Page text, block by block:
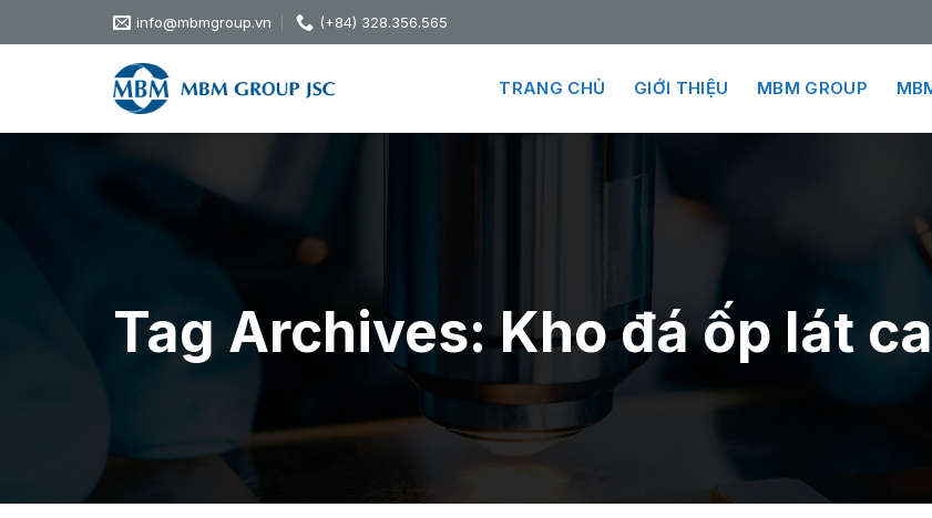
info@mbmgroup.vn (+84) 328.356.565
TRANG CHỦ GIỚI THIỆU MBM GROUP
Tag Archives:Kho đá ốp lát